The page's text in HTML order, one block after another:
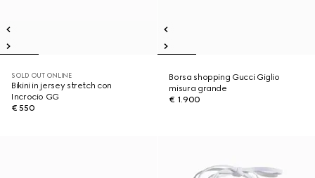
SOLD OUT ONLINE
Bikini in jersey stretch con
Incrocio GG
€ 550
Borsa shopping Gucci Giglio
misura grande
€ 1.900